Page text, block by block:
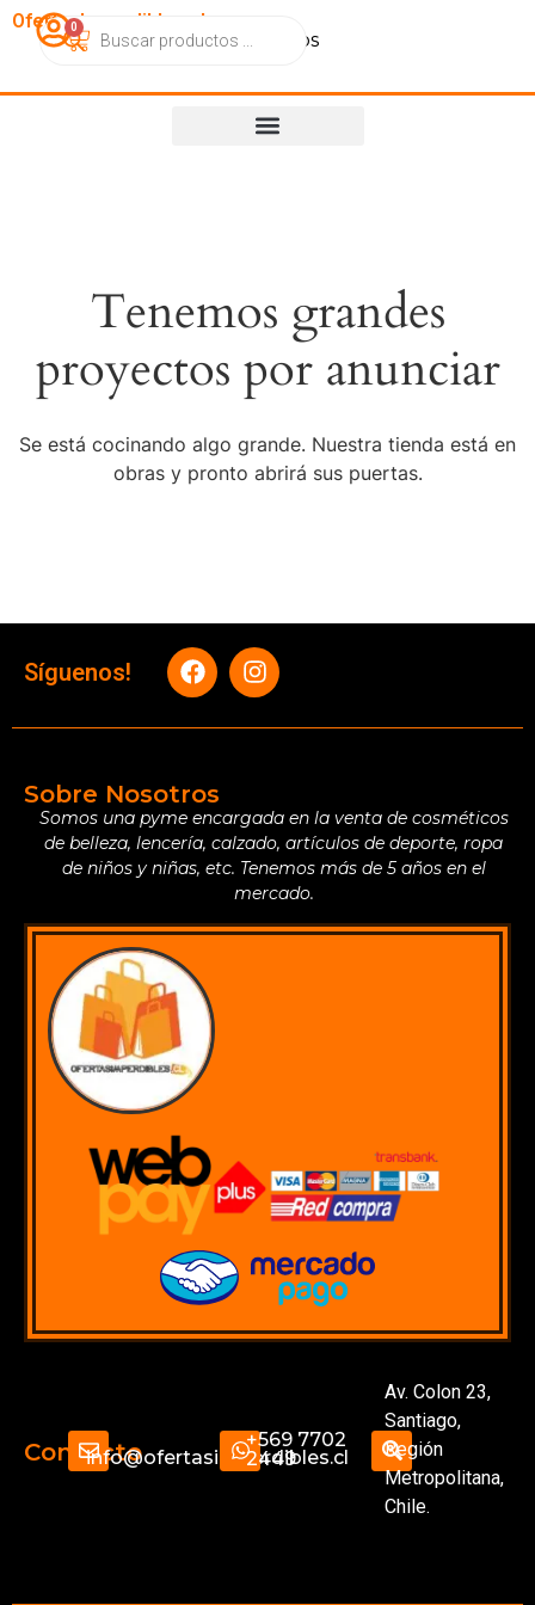
OfertasImperdibles.cl
CatálogoContactoNosotros
0
Tenemos grandes
proyectos por anunciar
Se está cocinando algo grande. Nuestra tienda está en
obras y pronto abrirá sus puertas.
Síguenos!
Sobre Nosotros
Somos una pyme encargada en la venta de cosméticos
de belleza, lencería, calzado, artículos de deporte, ropa
de niños y niñas, etc. Tenemos más de 5 años en el
mercado.
Contactoinfo@ofertasimperdibles.cl
+569 7702
2449
Av. Colon 23,
Santiago,
Región
Metropolitana,
Chile.